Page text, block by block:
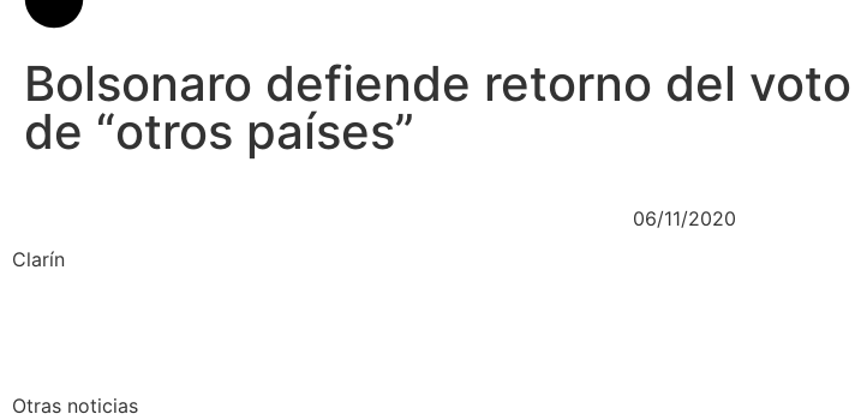
Bolsonaro defiende retorno del
de “otros países”
06/11/2020
Clarín
Otras noticias